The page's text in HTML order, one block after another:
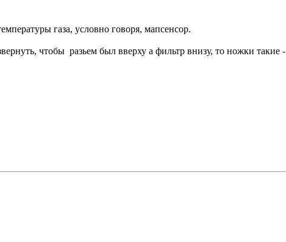
газа, условно говоря, мапсенсор.
чтобы разьем был вверху а фильтр внизу, то ножки такие -